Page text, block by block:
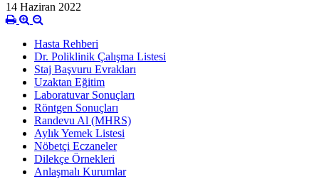
14 Haziran 2022
Hasta Rehberi
Dr. Poliklinik Çalışma Listesi
Staj Başvuru Evrakları
Uzaktan Eğitim
Laboratuvar Sonuçları
Röntgen Sonuçları
Randevu Al (MHRS)
Aylık Yemek Listesi
Nöbetçi Eczaneler
Dilekçe Örnekleri
Anlaşmalı Kurumlar